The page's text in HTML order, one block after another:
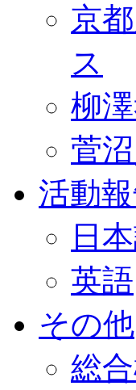
京
ス
柳
菅
活動
日
英語
その他
総